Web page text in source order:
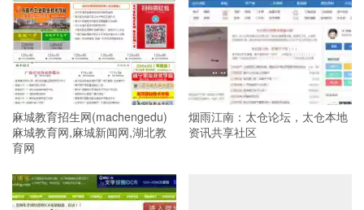
麻城教育招生网(machengedu)
麻城教育网,麻城新闻网,湖北教
育网
烟雨江南：太仓论坛，太仓本地
资讯共享社区